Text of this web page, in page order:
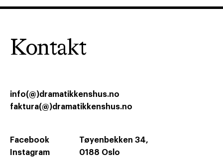
Kontakt
Tøyenbekken 34,
0188 Oslo
info(@)dramatikkenshus.no
faktura(@)dramatikkenshus.no
Facebook
Instagram